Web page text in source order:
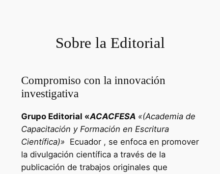
Sobre la Editorial
Compromiso con la innovación
investigativa
Grupo Editorial «ACACFESA «(Academia de
Capacitación y Formación en Escritura
Científica)» Ecuador , se enfoca en promover
la divulgación científica a través de la
publicación de trabajos originales que